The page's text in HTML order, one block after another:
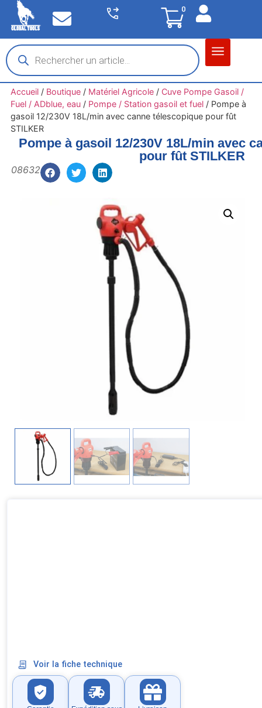
0
Accueil/ Boutique/ Matériel Agricole/ Cuve Pompe Gasoil /
Fuel / ADblue, eau/ Pompe / Station gasoil et fuel/ Pompe à
gasoil 12/230V 18L/min avec canne télescopique pour fût
STILKER
Pompe à gasoil 12/230V 18L/min avec
pour fût STILKER
08632
Voir la fiche technique